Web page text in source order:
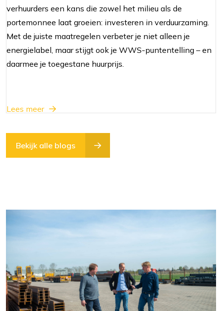
verhuurders een kans die zowel het milieu als de
portemonnee laat groeien: investeren in verduurzaming.
Met de juiste maatregelen verbeter je niet alleen je
energielabel, maar stijgt ook je WWS-puntentelling – en
daarmee je toegestane huurprijs.
Lees meer
Bekijk alle blogs